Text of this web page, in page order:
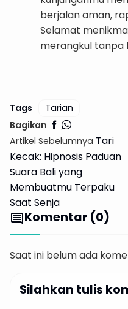
berjalan aman,
Selamat
merangkul tanpa
Tags
Tarian
Bagikan
Artikel Sebelumnya Tari
Kecak: Hipnosis Paduan
Suara Bali yang
Membuatmu Terpaku
Saat Senja
commentKomentar (0)
Saat ini belum ada
Silahkan tulis